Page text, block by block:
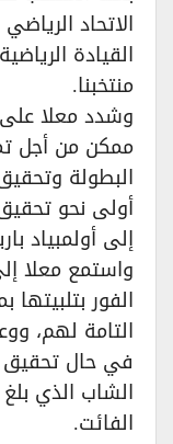
الاتحاد
القيادة
منتخبنا.
وشدد معلا
ممكن من أجل
البطولة
أولى نحو
إلى أولمبياد باريس
واستمع معلا
الفور بتلبيتها
التامة لهم،
في حال تحقيق
الشاب الذي
الفائت.